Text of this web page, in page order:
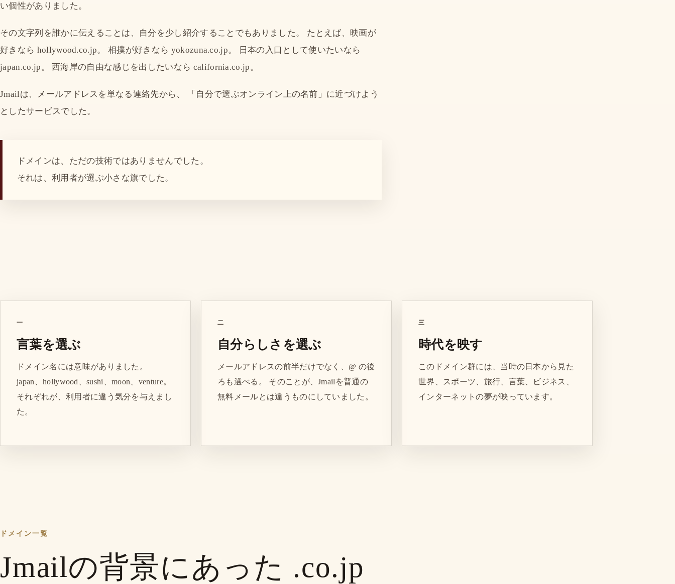
い個性がありました。
その文字列を誰かに伝えることは、自分を少し紹介することでもありました。 たとえば、映画が
好きなら hollywood.co.jp。 相撲が好きなら yokozuna.co.jp。 日本の入口として使いたいなら
japan.co.jp。 西海岸の自由な感じを出したいなら california.co.jp。
Jmailは、メールアドレスを単なる連絡先から、 「自分で選ぶオンライン上の名前」に近づけよう
としたサービスでした。
ドメインは、ただの技術ではありませんでした。
それは、利用者が選ぶ小さな旗でした。
一
言葉を選ぶ
ドメイン名には意味がありました。
japan、hollywood、sushi、moon、venture。
それぞれが、利用者に違う気分を与えまし
た。
二
自分らしさを選ぶ
メールアドレスの前半だけでなく、@ の後
ろも選べる。 そのことが、Jmailを普通の
無料メールとは違うものにしていました。
三
時代を映す
このドメイン群には、当時の日本から見た
世界、スポーツ、旅行、言葉、ビジネス、
インターネットの夢が映っています。
ドメイン一覧
Jmailの背景にあった .co.jp